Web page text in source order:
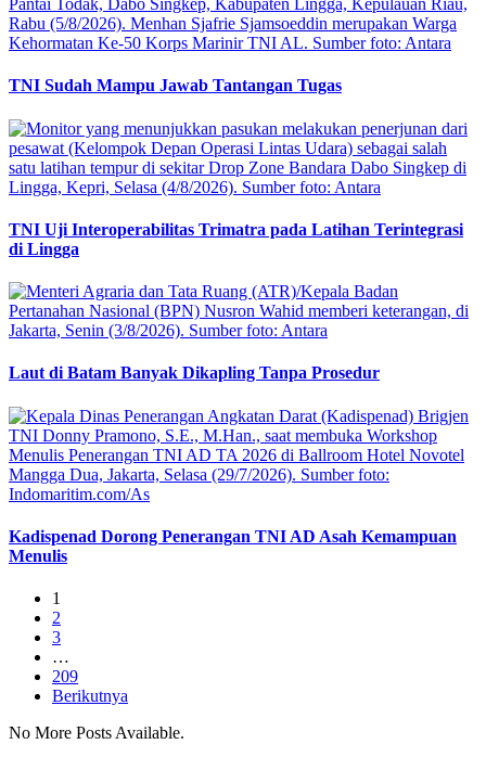
TNI Sudah Mampu Jawab Tantangan Tugas
TNI Uji Interoperabilitas Trimatra pada Latihan Terintegrasi
di Lingga
Laut di Batam Banyak Dikapling Tanpa Prosedur
Kadispenad Dorong Penerangan TNI AD Asah Kemampuan
Menulis
1
2
3
…
209
Berikutnya
No More Posts Available.